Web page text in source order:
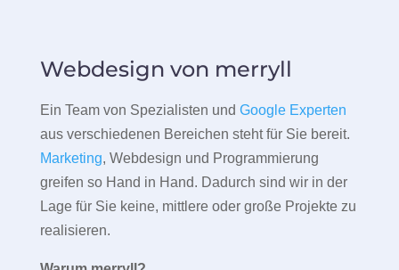
Webdesign von merryll
Ein Team von Spezialisten und Google Experten
aus verschiedenen Bereichen steht für Sie bereit.
Marketing, Webdesign und Programmierung
greifen so Hand in Hand. Dadurch sind wir in der
Lage für Sie keine, mittlere oder große Projekte zu
realisieren.